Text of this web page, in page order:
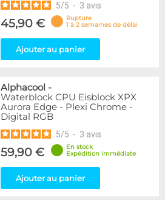
5/5 - 3 avis
45,90 €
Rupture
1 à 2 semaines de délai
Ajouter au panier
Alphacool -
Waterblock CPU Eisblock XPX
Aurora Edge - Plexi Chrome -
Digital RGB
5/5 - 3 avis
59,90 €
En stock
Expédition immédiate
Ajouter au panier